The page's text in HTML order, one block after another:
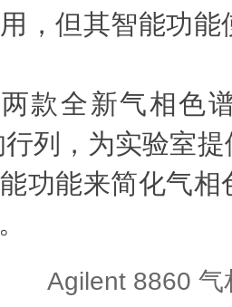
，但其智能功
全新气相色谱
列，为实验室
功能来简化气